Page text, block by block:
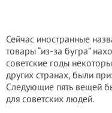
Сейчас иностранные
товары “из-за бугра”
советские годы
других странах, были
Следующие пять вещей
для советских людей.